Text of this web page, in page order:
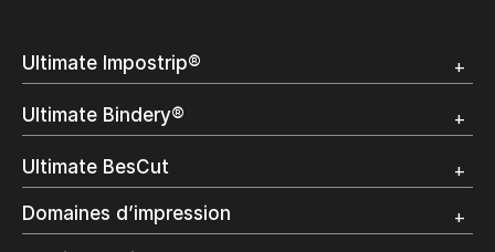
Ultimate Impostrip®
Démo
Ultimate Bindery®
Démo
Témoignages clients
Ultimate BesCut
Apercu
Démo
Domaines d’impression
Restons en contact